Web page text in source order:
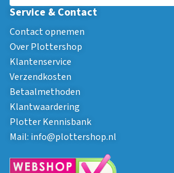
Service & Contact
Contact opnemen
Over Plottershop
Klantenservice
Verzendkosten
Betaalmethoden
Klantwaardering
Plotter Kennisbank
Mail: info@plottershop.nl